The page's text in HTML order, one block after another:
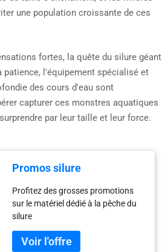
une population croissante de ces
fortes, la quête du silure géant
patience, l'équipement spécialisé et
des cours d'eau sont
capturer ces monstres aquatiques
par leur taille et leur force.
Promos silure
Profitez des grosses promotions
sur le matériel dédié à la pêche du
silure